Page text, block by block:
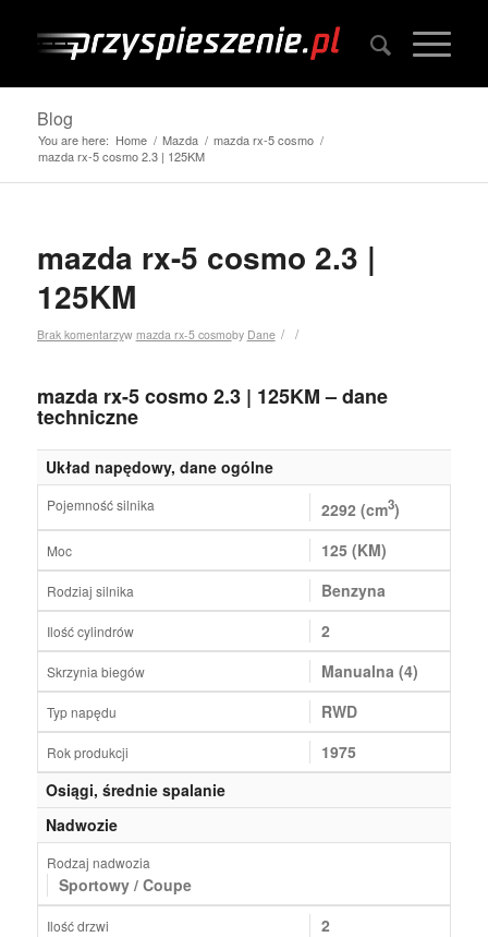
Blog
You are here: Home / Mazda / mazda rx-5 cosmo /
mazda rx-5 cosmo 2.3 | 125KM
mazda rx-5 cosmo 2.3 |
125KM
Brak komentarzy /
w mazda rx-5 cosmo /
by Dane
mazda rx-5 cosmo 2.3 | 125KM – dane
techniczne
Układ napędowy, dane ogólne
Pojemność silnika 2292 (cm3)
Moc 125 (KM)
Rodziaj silnika Benzyna
Ilość cylindrów 2
Skrzynia biegów Manualna (4)
Typ napędu RWD
Rok produkcji
1975
Osiągi, średnie spalanie
Nadwozie
Rodzaj nadwozia
Sportowy / Coupe
Ilość drzwi 2